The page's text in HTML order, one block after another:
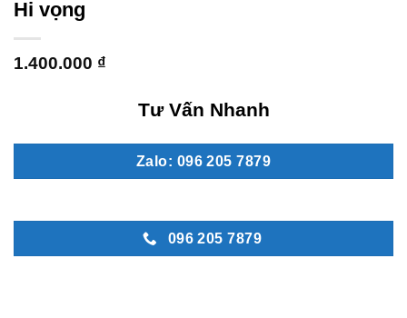
Hi vọng
1.400.000 ₫
Tư Vấn Nhanh
Zalo: 096 205 7879
096 205 7879